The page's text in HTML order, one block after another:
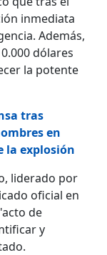
inmediata
Además,
dólares
la potente
tras
en
la explosión
liderado por
oficial en
de
y